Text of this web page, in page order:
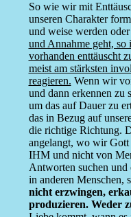
So wie wir mit
unseren Charakter
und weise werden
und Annahme geht, so
vorhanden enttäuscht
meist am stärksten
reagieren. Wenn wir
und dann erkennen zu
um das auf Dauer zu
das in Bezug auf
die richtige Richtung.
angelangt, wo wir Gott
IHM und nicht von
Antworten suchen
in anderen Menschen,
nicht erzwingen,
produzieren. Weder